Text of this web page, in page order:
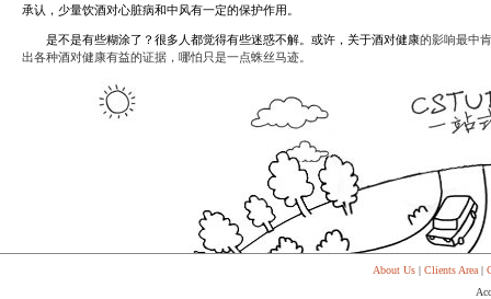
承认，少量饮酒对心脏病和中风有一定的保护作用。
是不是有些糊涂了？很多人都觉得有些迷惑不解。或许，关于酒对健康的影响最中
出各种酒对健康有益的证据，哪怕只是一点蛛丝马迹。
About Us| Clients Area|